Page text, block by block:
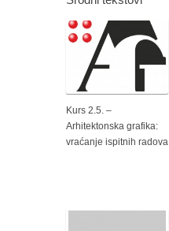
Kurs 2.5. –
Arhitektonska grafika:
vraćanje ispitnih radova